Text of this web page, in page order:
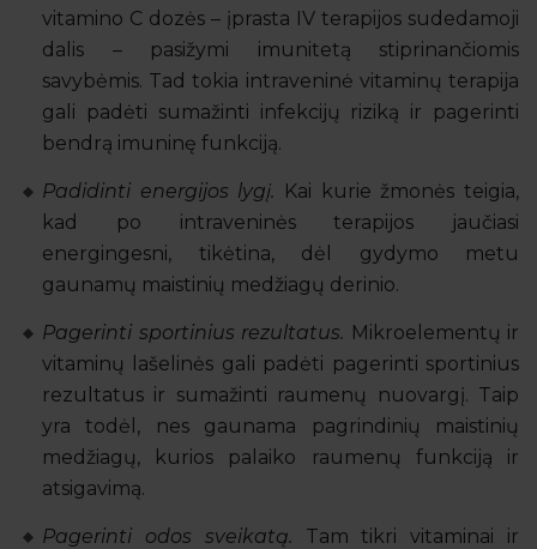
vitamino C dozės – įprasta IV terapijos sudedamoji
dalis – pasižymi imunitetą stiprinančiomis
savybėmis. Tad tokia intraveninė vitaminų terapija
gali padėti sumažinti infekcijų riziką ir pagerinti
bendrą imuninę funkciją.
Padidinti energijos lygį. Kai kurie žmonės teigia,
kad po intraveninės terapijos jaučiasi
energingesni, tikėtina, dėl gydymo metu
gaunamų maistinių medžiagų derinio.
Pagerinti sportinius rezultatus. Mikroelementų ir
vitaminų lašelinės gali padėti pagerinti sportinius
rezultatus ir sumažinti raumenų nuovargį. Taip
yra todėl, nes gaunama pagrindinių maistinių
medžiagų, kurios palaiko raumenų funkciją ir
atsigavimą.
Pagerinti odos sveikatą. Tam tikri vitaminai ir